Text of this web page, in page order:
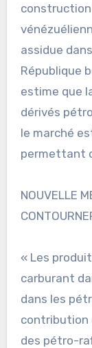
construction
assidue
République
estime que
dérivés
le marché
permettant
NOUVELLE
« Les
carburant
dans les
contribution
des pétro-